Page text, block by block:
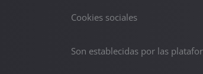
Cookies sociales
Son establecidas por las